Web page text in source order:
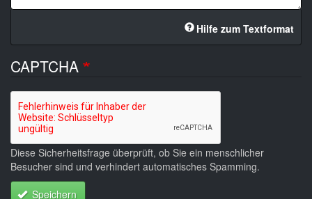
Hilfe zum Textformat
CAPTCHA
Diese Sicherheitsfrage überprüft, ob Sie ein menschlicher
Besucher sind und verhindert automatisches Spamming.
Speichern